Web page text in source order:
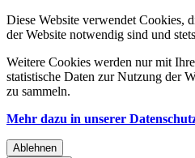
Diese Website verwendet Cookies,
der Website notwendig sind und
Weitere Cookies werden nur mit
statistische Daten zur Nutzung der
zu sammeln.
Mehr dazu in unserer
Ablehnen